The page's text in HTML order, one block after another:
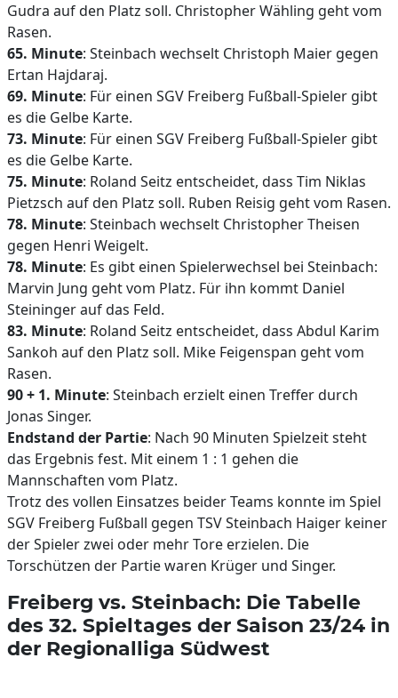
Gudra auf den Platz soll. Christopher Wähling geht vom
Rasen.
65. Minute: Steinbach wechselt Christoph Maier gegen
Ertan Hajdaraj.
69. Minute: Für einen SGV Freiberg Fußball-Spieler gibt
es die Gelbe Karte.
73. Minute: Für einen SGV Freiberg Fußball-Spieler gibt
es die Gelbe Karte.
75. Minute: Roland Seitz entscheidet, dass Tim Niklas
Pietzsch auf den Platz soll. Ruben Reisig geht vom Rasen.
78. Minute: Steinbach wechselt Christopher Theisen
gegen Henri Weigelt.
78. Minute: Es gibt einen Spielerwechsel bei Steinbach:
Marvin Jung geht vom Platz. Für ihn kommt Daniel
Steininger auf das Feld.
83. Minute: Roland Seitz entscheidet, dass Abdul Karim
Sankoh auf den Platz soll. Mike Feigenspan geht vom
Rasen.
90 + 1. Minute: Steinbach erzielt einen Treffer durch
Jonas Singer.
Endstand der Partie: Nach 90 Minuten Spielzeit steht
das Ergebnis fest. Mit einem 1 : 1 gehen die
Mannschaften vom Platz.
Trotz des vollen Einsatzes beider Teams konnte im Spiel
SGV Freiberg Fußball gegen TSV Steinbach Haiger keiner
der Spieler zwei oder mehr Tore erzielen. Die
Torschützen der Partie waren Krüger und Singer.
Freiberg vs. Steinbach: Die Tabelle
des 32. Spieltages der Saison 23/24 in
der Regionalliga Südwest